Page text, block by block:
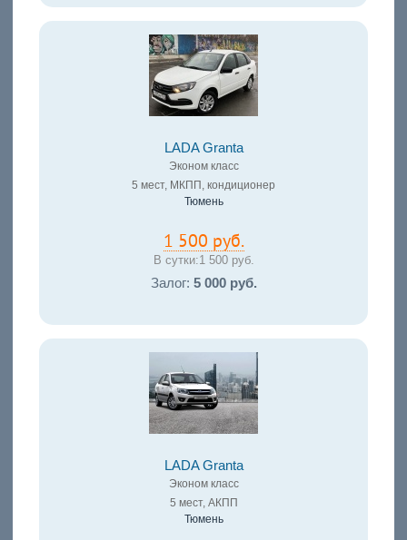
LADA Granta
Эконом класс
5 мест, МКПП, кондиционер
Тюмень
1 500 руб.
В сутки:1 500 руб.
Залог: 5 000 руб.
LADA Granta
Эконом класс
5 мест, АКПП
Тюмень